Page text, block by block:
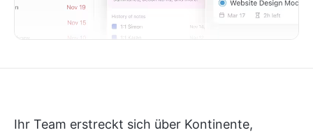
Ihr Team erstreckt sich über Kontinente,